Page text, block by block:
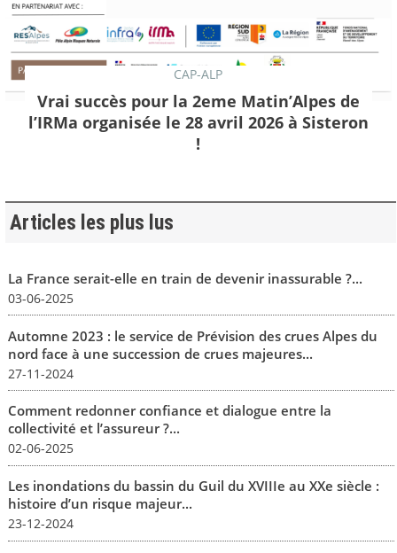
CAP-ALP
Vrai succès pour la 2eme Matin’Alpes de
l’IRMa organisée le 28 avril 2026 à Sisteron
!
Articles les plus lus
La France serait-elle en train de devenir inassurable ?...
03-06-2025
Automne 2023 : le service de Prévision des crues Alpes du
nord face à une succession de crues majeures...
27-11-2024
Comment redonner confiance et dialogue entre la
collectivité et l’assureur ?...
02-06-2025
Les inondations du bassin du Guil du XVIIIe au XXe siècle :
histoire d’un risque majeur...
23-12-2024